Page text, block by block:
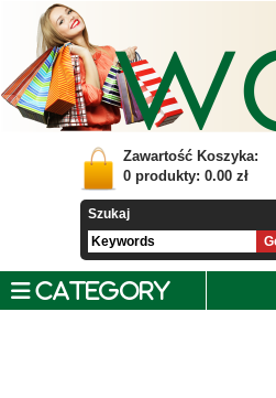
Zawartość Koszyka:
0 produkty: 0.00 zł
Szukaj
CATEGORY